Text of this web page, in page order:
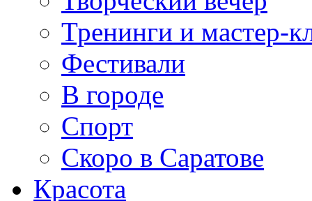
Тренинги и мастер-
Фестивали
В городе
Спорт
Скоро в Саратове
Красота